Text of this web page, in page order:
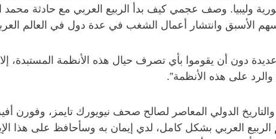
وليبيا. وصف عجمي كيف بدأ الربيع العربي مع حادثة محمد
الأسبق وانتشار أعمال الشغب في عدة دول في العالم
دون أن يقوموا بأي تصرف حيال هذه الأنظمة المستبدة،
على هذه الأنظمة”.
الدولي المعاصر لصالح صحف نيويورك تايمز، وفورن
الربيع العربي بشكل كامل، لدي إيمان به وسأحافظ على هذا